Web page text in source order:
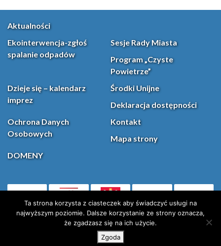
Aktualności
Ekointerwencja-zgłoś
spalanie odpadów
Sesje Rady Miasta
Program „Czyste
Powietrze”
Dzieje się – kalendarz
imprez
Środki Unijne
Deklaracja dostępności
Ochrona Danych
Osobowych
Kontakt
Mapa strony
DOMENY
(otwiera się w nowej karcie)Facebook
X (Twitter)
Ta strona korzysta z ciasteczek aby świadczyć usługi na
najwyższym poziomie. Dalsze korzystanie ze strony oznacza,
że zgadzasz się na ich użycie.
Zgoda